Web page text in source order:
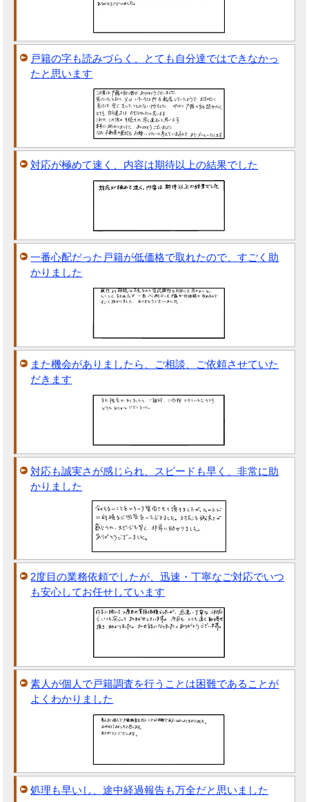
戸籍の字も読みづらく、とても自分達ではできなかっ
たと思います
対応が極めて速く、内容は期待以上の結果でした
一番心配だった戸籍が低価格で取れたので、すごく助
かりました
また機会がありましたら、ご相談、ご依頼させていた
だきます
対応も誠実さが感じられ、スピードも早く、非常に助
かりました
2度目の業務依頼でしたが、迅速・丁寧なご対応でいつ
も安心してお任せしています
素人が個人で戸籍調査を行うことは困難であることが
よくわかりました
処理も早いし、途中経過報告も万全だと思いました